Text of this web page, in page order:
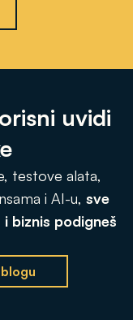
uvidi
testove alata,
i AI-u, sve
biznis podigneš